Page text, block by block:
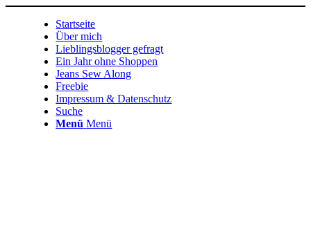
Startseite
Über mich
Lieblingsblogger gefragt
Ein Jahr ohne Shoppen
Jeans Sew Along
Freebie
Impressum & Datenschutz
Suche
Menü Menü